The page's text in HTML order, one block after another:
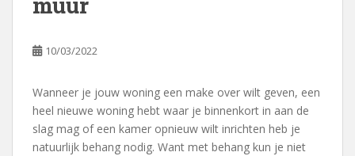
10/03/2022
Wanneer je jouw woning een make over wilt geven, een
heel nieuwe woning hebt waar je binnenkort in aan de
slag mag of een kamer opnieuw wilt inrichten heb je
natuurlijk behang nodig. Want met behang kun je niet